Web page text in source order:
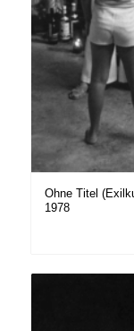
Ohne Titel
1978